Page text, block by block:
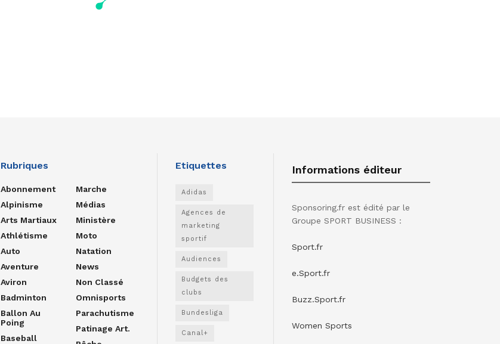
Rubriques
Abonnement
Alpinisme
Arts Martiaux
Athlétisme
Auto
Aventure
Aviron
Badminton
Ballon Au
Poing
Baseball
Marche
Médias
Ministère
Moto
Natation
News
Non Classé
Omnisports
Parachutisme
Patinage Art.
Etiquettes
Adidas
Agences de
marketing
sportif
Audiences
Budgets des
clubs
Bundesliga
Canal+
Informations éditeur
Sponsoring.fr est édité par le
Groupe SPORT BUSINESS :
Sport.fr
e.Sport.fr
Buzz.Sport.fr
Women Sports